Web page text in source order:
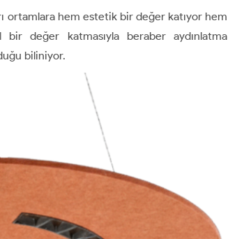
ortamlara hem estetik bir değer katıyor hem
değer katmasıyla beraber aydınlatma
biliniyor.